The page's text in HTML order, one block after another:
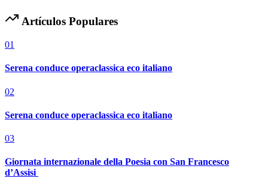
Artículos Populares
01
Serena conduce operaclassica eco italiano
02
Serena conduce operaclassica eco italiano
03
Giornata internazionale della Poesia con San Francesco
d’Assisi